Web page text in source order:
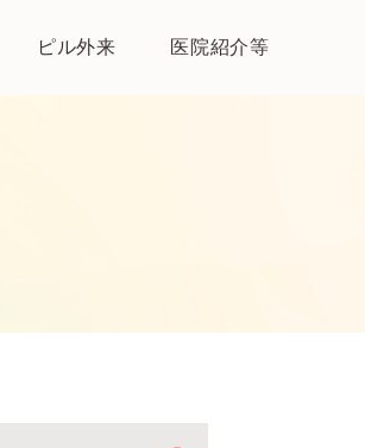
ピル外来 医院紹介等